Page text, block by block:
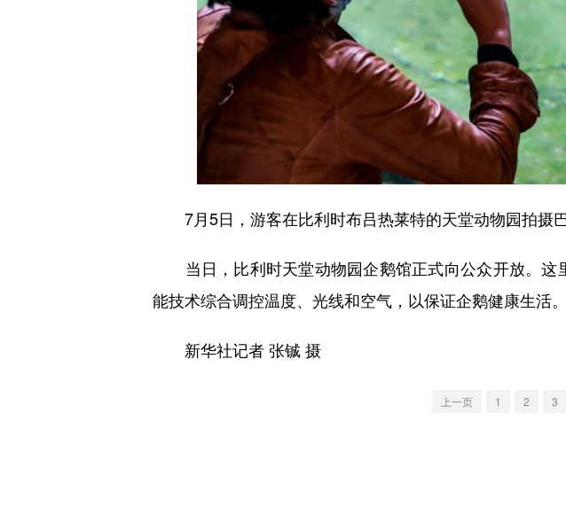
7月5日，游客在比利时布吕热莱特的天堂动物园拍摄巴
当日，比利时天堂动物园企鹅馆正式向公众开放。这
能技术综合调控温度、光线和空气，以保证企鹅健康生活
新华社记者 张铖 摄
上一页 1 2 3